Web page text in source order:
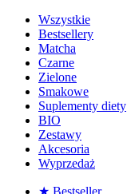
Wszystkie
Bestsellery
Matcha
Czarne
Zielone
Smakowe
Suplementy diety
BIO
Zestawy
Akcesoria
Wyprzedaż
★ Bestseller